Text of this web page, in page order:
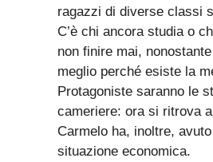
ragazzi di diverse classi
C’è chi ancora studia o
non finire mai,
meglio perché esiste la
Protagoniste saranno le
cameriere: ora si ritrova
Carmelo ha, inoltre,
situazione economica.